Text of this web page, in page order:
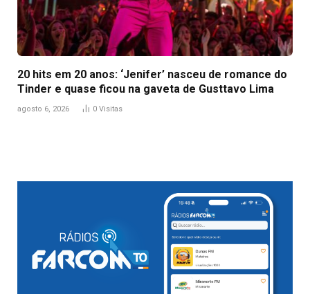
20 hits em 20 anos: ‘Jenifer’ nasceu de romance do
Tinder e quase ficou na gaveta de Gusttavo Lima
agosto 6, 2026 0 Visitas